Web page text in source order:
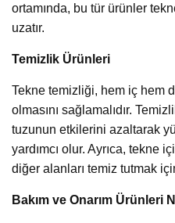
ortamında, bu tür ürünler
uzatır.
Temizlik Ürünleri
Tekne temizliği, hem iç hem
olmasını sağlamalıdır.
tuzunun etkilerini azaltarak
yardımcı olur. Ayrıca, tekne
diğer alanları temiz tutmak
Bakım ve Onarım Ürünleri